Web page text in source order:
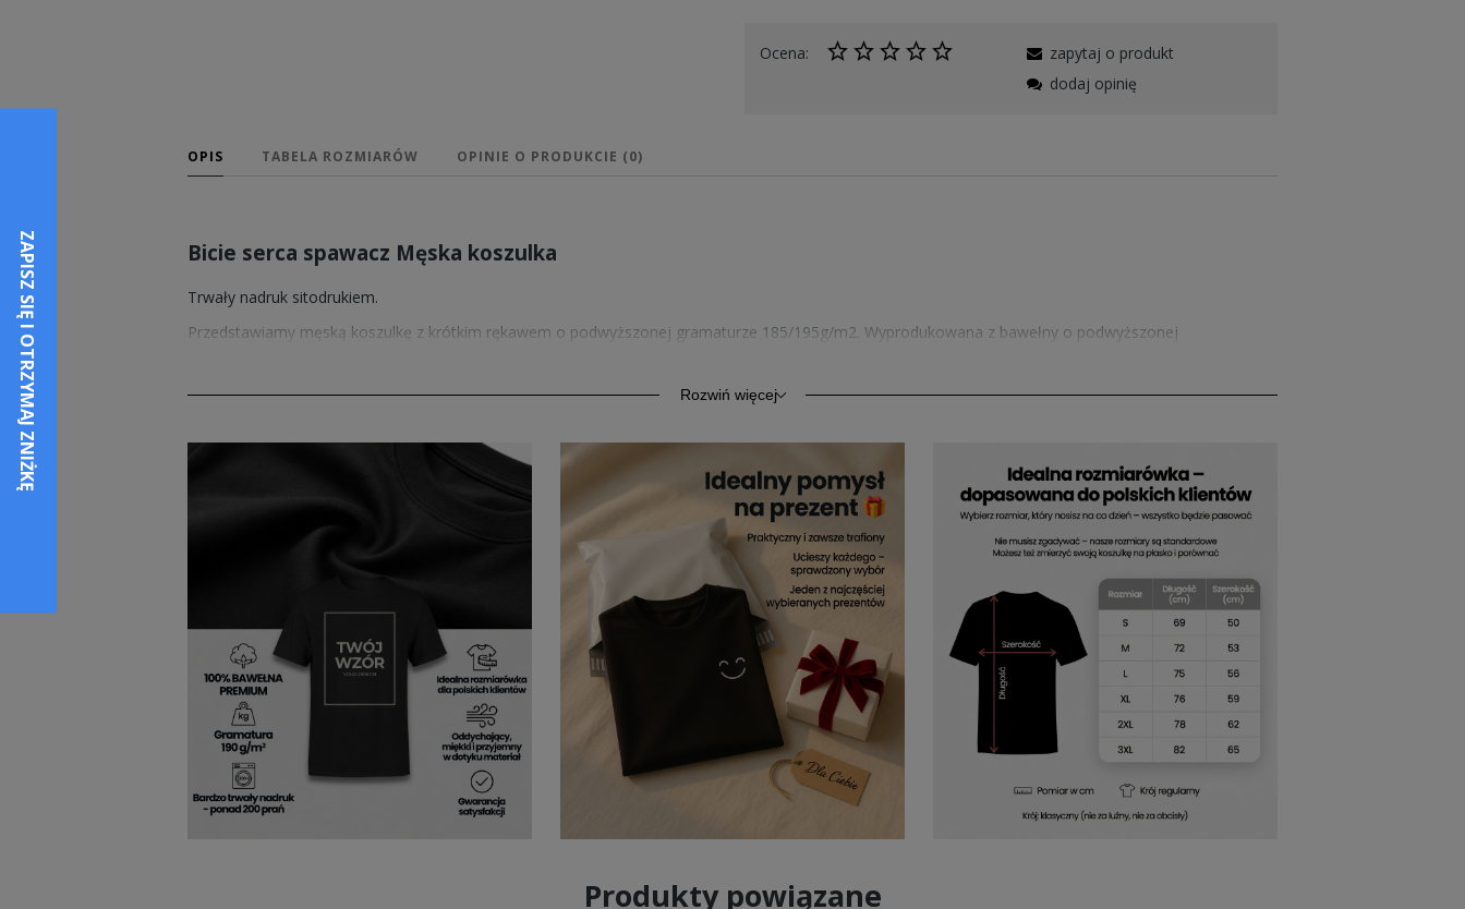
Ocena:
zapytaj o produkt
dodaj opinię
OPIS TABELA ROZMIARÓW OPINIE O PRODUKCIE (0)
Bicie serca spawacz Męska koszulka
Trwały nadruk sitodrukiem.
Przedstawiamy męską koszulkę z krótkim rękawem o podwyższonej gramaturze 185/195g/m2. Wyprodukowana z bawełny o podwyższonej
Rozwiń więcej
Produkty powiązane